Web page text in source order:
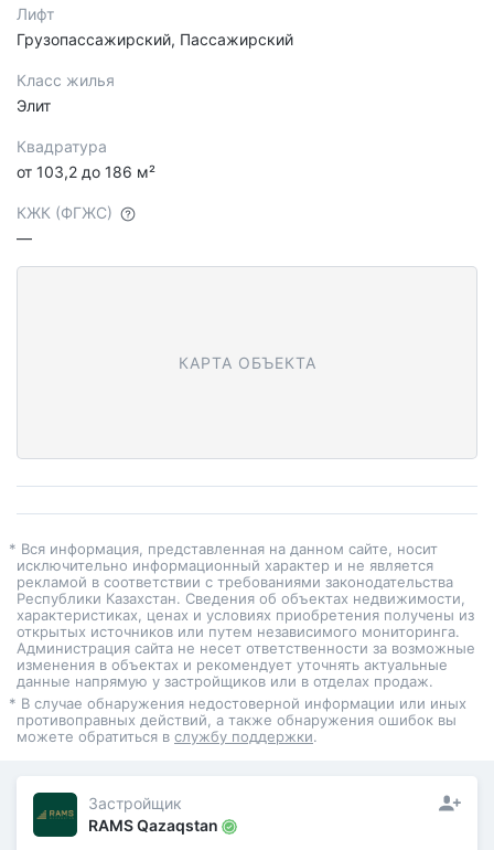
Лифт
Грузопассажирский, Пассажирский
Класс жилья
Элит
Квадратура
от 103,2 до 186 м²
КЖК (ФГЖС)
—
КАРТА ОБЪЕКТА
* Вся информация, представленная на данном сайте, носит
исключительно информационный характер и не является
рекламой в соответствии с требованиями законодательства
Республики Казахстан. Сведения об объектах недвижимости,
характеристиках, ценах и условиях приобретения получены из
открытых источников или путем независимого мониторинга.
Администрация сайта не несет ответственности за возможные
изменения в объектах и рекомендует уточнять актуальные
данные напрямую у застройщиков или в отделах продаж.
* В случае обнаружения недостоверной информации или иных
противоправных действий, а также обнаружения ошибок вы
можете обратиться в службу поддержки.
Застройщик
RAMS Qazaqstan